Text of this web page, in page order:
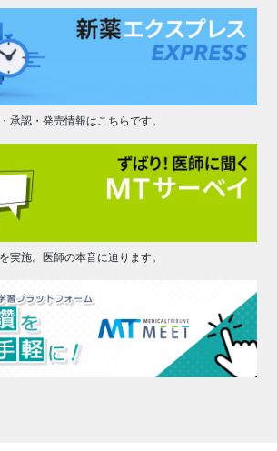
承認・発売情報はこちらです。
実施。医師の本音に迫ります。